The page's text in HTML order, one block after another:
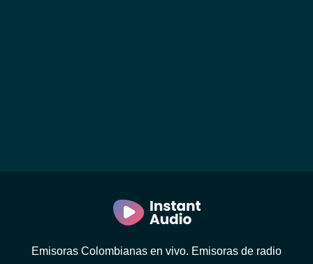
Emisoras Colombianas en vivo. Emisoras de radio